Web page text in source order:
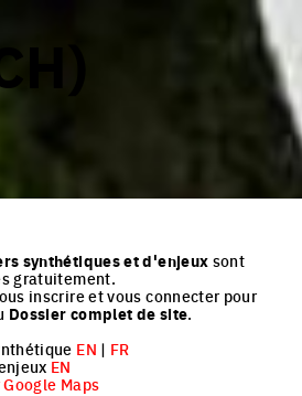
synthétiques et d'enjeux sont
gratuitement.
inscrire et vous connecter pour
Dossier complet de site.
EN | FR
EN
Maps